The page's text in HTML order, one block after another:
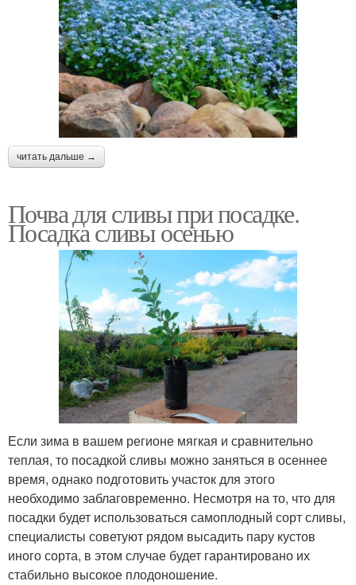
читать дальше →
Почва для сливы при посадке.
Посадка сливы осенью
Если зима в вашем регионе мягкая и сравнительно
теплая, то посадкой сливы можно заняться в осеннее
время, однако подготовить участок для этого
необходимо заблаговременно. Несмотря на то, что для
посадки будет использоваться самоплодный сорт сливы,
специалисты советуют рядом высадить пару кустов
иного сорта, в этом случае будет гарантировано их
стабильно высокое плодоношение.